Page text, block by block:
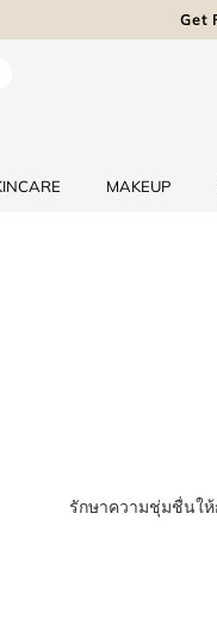
Get
MAKEUP
รักษาความชุ่มชื่นใ